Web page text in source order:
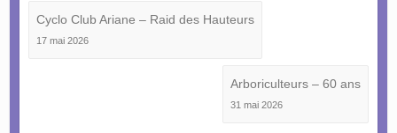
Cyclo Club Ariane – Raid des Hauteurs
17 mai 2026
Arboriculteurs – 60 ans
31 mai 2026